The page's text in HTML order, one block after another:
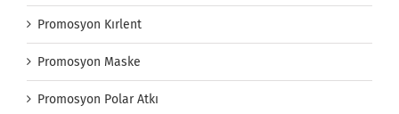
Promosyon Kırlent
Promosyon Maske
Promosyon Polar Atkı